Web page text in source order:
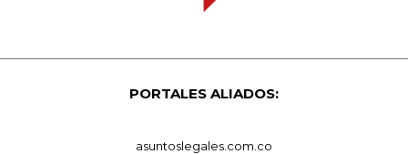
PORTALES ALIADOS:
asuntoslegales.com.co